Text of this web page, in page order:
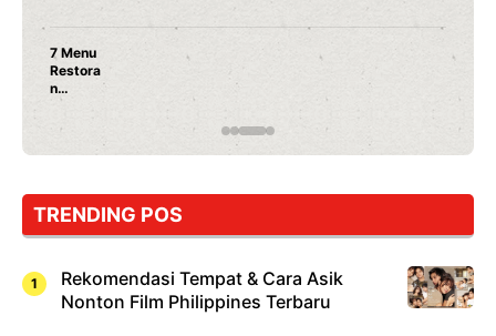
Nunung
TRENDING POS
Rekomendasi Tempat & Cara Asik
Nonton Film Philippines Terbaru